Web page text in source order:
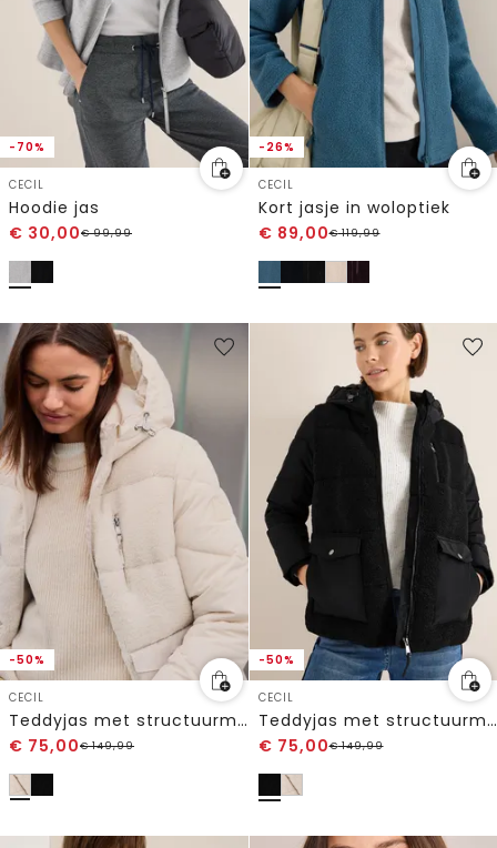
-70%
CECIL
Hoodie jas
€ 30,00€99,99
-26%
CECIL
Kort jasje in woloptiek
€ 89,00€119,99
-50%
CECIL
Teddyjas met structuurmix
€ 75,00€149,99
-50%
CECIL
Teddyjas met structuurmix
€ 75,00€149,99